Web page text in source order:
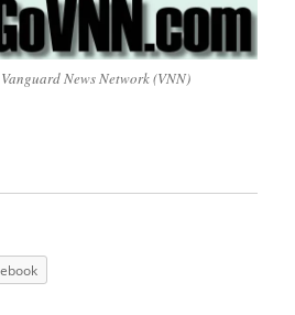
News Network (VNN)